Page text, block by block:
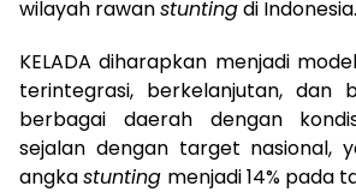
wilayah rawanstuntingdi Indonesia.
KELADA diharapkan menjadi
terintegrasi, berkelanjutan, dan
berbagai daerah dengan
sejalan dengan target nasional,
angkastunting menjadi 14% pada